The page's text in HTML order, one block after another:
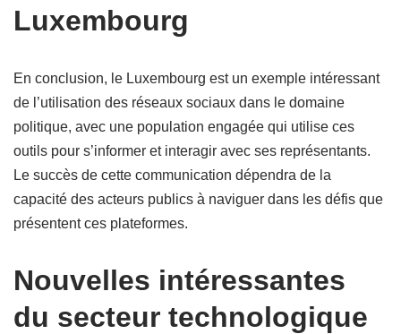
Luxembourg
En conclusion, le Luxembourg est un exemple intéressant
de l’utilisation des réseaux sociaux dans le domaine
politique, avec une population engagée qui utilise ces
outils pour s’informer et interagir avec ses représentants.
Le succès de cette communication dépendra de la
capacité des acteurs publics à naviguer dans les défis que
présentent ces plateformes.
Nouvelles intéressantes
du secteur technologique